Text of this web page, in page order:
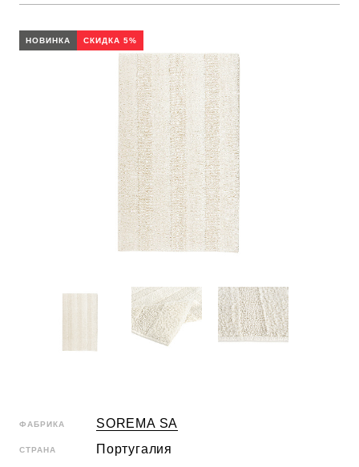
НОВИНКА СКИДКА 5%
ФАБРИКА SOREMA SA
СТРАНА Португалия